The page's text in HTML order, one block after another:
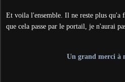
Et voila l'ensemble. Il ne reste plus qu'a
que cela passe par le portail, je n'aurai
Un grand merci à